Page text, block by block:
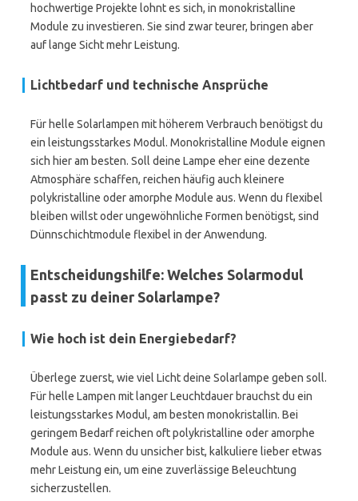
hochwertige Projekte lohnt es sich, in monokristalline
Module zu investieren. Sie sind zwar teurer, bringen aber
auf lange Sicht mehr Leistung.
Lichtbedarf und technische Ansprüche
Für helle Solarlampen mit höherem Verbrauch benötigst du
ein leistungsstarkes Modul. Monokristalline Module eignen
sich hier am besten. Soll deine Lampe eher eine dezente
Atmosphäre schaffen, reichen häufig auch kleinere
polykristalline oder amorphe Module aus. Wenn du flexibel
bleiben willst oder ungewöhnliche Formen benötigst, sind
Dünnschichtmodule flexibel in der Anwendung.
Entscheidungshilfe: Welches Solarmodul
passt zu deiner Solarlampe?
Wie hoch ist dein Energiebedarf?
Überlege zuerst, wie viel Licht deine Solarlampe geben soll.
Für helle Lampen mit langer Leuchtdauer brauchst du ein
leistungsstarkes Modul, am besten monokristallin. Bei
geringem Bedarf reichen oft polykristalline oder amorphe
Module aus. Wenn du unsicher bist, kalkuliere lieber etwas
mehr Leistung ein, um eine zuverlässige Beleuchtung
sicherzustellen.